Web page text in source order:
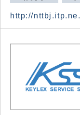
http://